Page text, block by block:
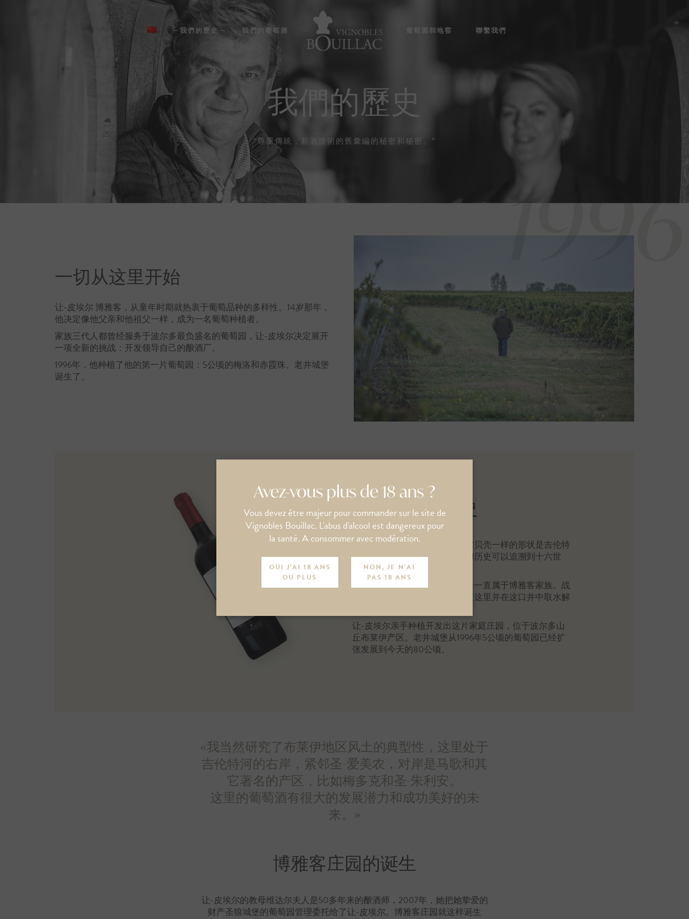
我們的歷史 我們的葡萄酒 葡萄園和地窖 聯繫我們
我們的歷史
“尊重傳統，新酒技術的舊彙編的秘密和秘密。”
一切从这里开始
让-皮埃尔 博雅客，从童年时期就热衷于葡萄品种的多样性。14岁那年，
他决定像他父亲和他祖父一样，成为一名葡萄种植者。
家族三代人都曾经服务于波尔多最负盛名的葡萄园，让-皮埃尔决定展开
一项全新的挑战：开发领导自己的酿酒厂。
1996年，他种植了他的第一片葡萄园：5公顷的梅洛和赤霞珠。老井城堡
诞生了。
1996
老井城堡的历史
这口井坐落在庄园的正中央，它贝壳一样的形状是吉伦特
省北部地区的特色。它的背景和历史可以追溯到十六世
纪。
在老人们的印象中，这所大房子一直属于博雅客家族。战
争期间前往波尔多的德国人经过这里并在这口井中取水解
让-皮埃尔亲手种植开发出这片家庭庄园，位于波尔多山
丘布莱伊产区。老井城堡从1996年5公顷的葡萄园已经扩
张发展到今天的80公顷。
«我当然研究了布莱伊地区风土的典型性，这里处于
吉伦特河的右岸，紧邻圣-爱美农，对岸是马歌和其
它著名的产区，比如梅多克和圣-朱利安。
这里的葡萄酒有很大的发展潜力和成功美好的未
来。»
博雅客庄园的诞生
让-皮埃尔的教母维达尔夫人是50多年来的酿酒师，2007年，她把她挚爱的
财产圣狼城堡的葡萄园管理委托给了让-皮埃尔。博雅客庄园就这样诞生
Avez-vous plus de 18 ans ?
Vous devez être majeur pour commander sur le site de
Vignobles Bouillac. L'abus d'alcool est dangereux pour
la santé. A consommer avec modération.
OUI J'AI 18 ANS
OU PLUS
NON, JE N'AI
PAS 18 ANS